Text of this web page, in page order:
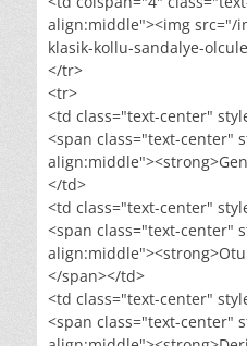
align:middle"><img src="/
klasik-kollu-sandalye-
</tr>
<tr>
<td class="text-center"
<span class="text-center"
</td>
<td class="text-center"
<span class="text-center"
</span></td>
<td class="text-center"
<span class="text-center"